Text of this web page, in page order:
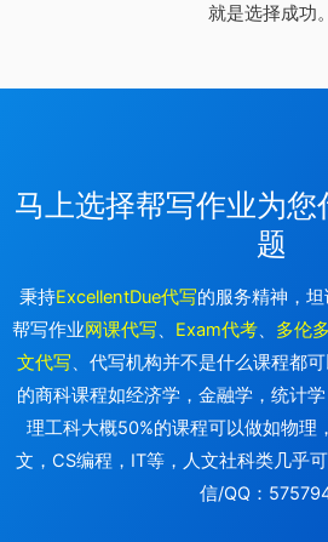
就是选择成功。
马上选择帮写作业为
题
秉持ExcellentDue代写的服务精神，
帮写作业网课代写、 Exam代考、 多伦
文代写、代写机构并不是什么课程都
的商科课程如经济学，金融学，统计学
理工科大概50%的课程可以做如物理
文，CS编程，IT等，人文社科类几乎
信/QQ：